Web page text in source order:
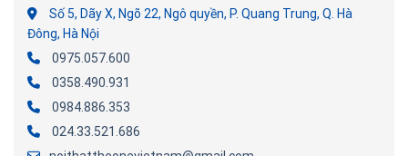
Số 5, Dãy X, Ngõ 22, Ngô quyền, P. Quang Trung, Q. Hà
Đông, Hà Nội
0975.057.600
0358.490.931
0984.886.353
024.33.521.686